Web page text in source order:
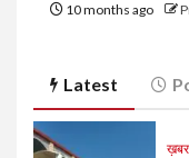
10 months ago
Latest
ख़बर